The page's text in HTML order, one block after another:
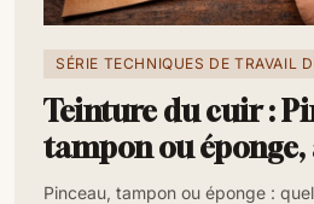
SÉRIE TECHNIQUES DE TRAVAIL
Teinture du cuir :
tampon ou éponge,
technique avancée
Pinceau, tampon ou éponge :